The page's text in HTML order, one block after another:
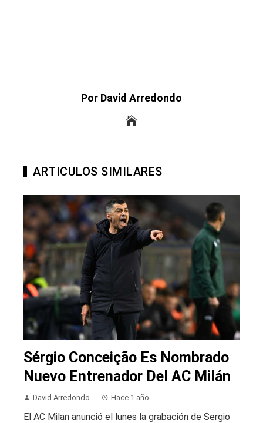
Por David Arredondo
ARTICULOS SIMILARES
Sérgio Conceição Es Nombrado
Nuevo Entrenador Del AC Milán
David Arredondo Hace 1 año
El AC Milan anunció el lunes la grabación de Sergio